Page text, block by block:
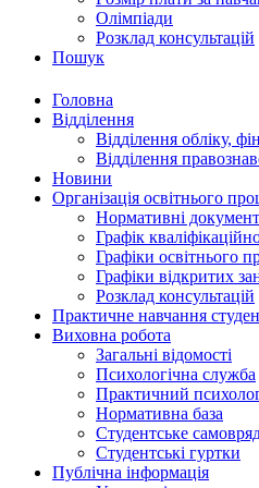
Олімпіади
Розклад консультацій
Пошук
Головна
Відділення
Відділення обліку,
Відділення
Новини
Організація освітнього
Нормативні
Графік
Графіки освітнього
Графіки відкритих
Розклад консультацій
Практичне навчання
Виховна робота
Загальні відомості
Психологічна служба
Практичний
Нормативна база
Студентське
Студентські гуртки
Публічна інформація